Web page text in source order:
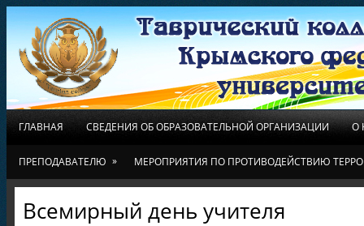
ГЛАВНАЯ СВЕДЕНИЯ ОБ ОБРАЗОВАТЕЛЬНОЙ ОРГАНИЗАЦИИ О
ПРЕПОДАВАТЕЛЮ » МЕРОПРИЯТИЯ ПО ПРОТИВОДЕЙСТВИЮ
Всемирный день учителя